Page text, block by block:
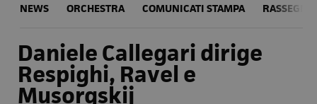
NEWS ORCHESTRA COMUNICATI STAMPA
Daniele Callegari dirige
Respighi, Ravel e
Musorgskij